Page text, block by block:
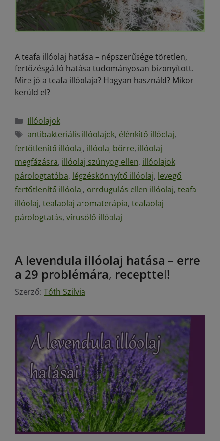
A teafa illóolaj hatása – népszerűsége töretlen,
fertőzésgátló hatása tudományosan bizonyított.
Mire jó a teafa illóolaja? Hogyan használd? Mikor
kerüld el?
Illóolajok
antibakteriális illóolajok, élénkítő illóolaj,
fertőtlenítő illóolaj, illóolaj bőrre, illóolaj
megfázásra, illóolaj szúnyog ellen, illóolajok
párologtatóba, légzéskönnyítő illóolaj, levegő
fertőtlenítő illóolaj, orrdugulás ellen illóolaj, teafa
illóolaj, teafaolaj aromaterápia, teafaolaj
párologtatás, vírusölő illóolaj
A levendula illóolaj hatása – erre
a 29 problémára, recepttel!
Szerző: Tóth Szilvia